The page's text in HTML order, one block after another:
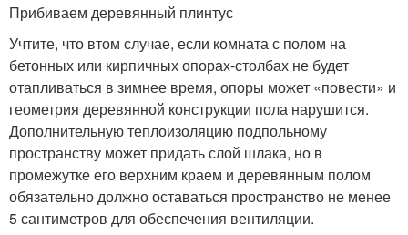
Прибиваем деревянный плинтус
Учтите, что втом случае, если комната с полом на
бетонных или кирпичных опорах-столбах не будет
отапливаться в зимнее время, опоры может «повести» и
геометрия деревянной конструкции пола нарушится.
Дополнительную теплоизоляцию подпольному
пространству может придать слой шлака, но в
промежутке его верхним краем и деревянным полом
обязательно должно оставаться пространство не менее
5 сантиметров для обеспечения вентиляции.